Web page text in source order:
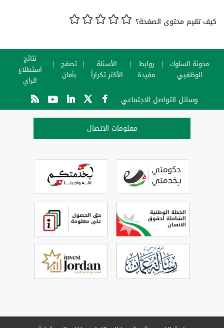
كيف تقيم محتوى الصفحة؟
مدونة السلوك
الوظفيي
روابط
مفيدة
الأسئلة
الأكثر تكراراً
تصفح
بأمان
نتائج
استطلاع
الراي
وسائل التواصل الاجتماعي
معلومات الاتصال